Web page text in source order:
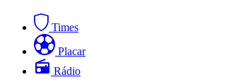
Times
Placar
Rádio